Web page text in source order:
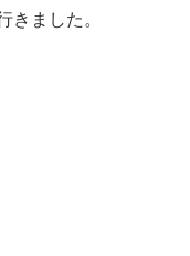
きました。